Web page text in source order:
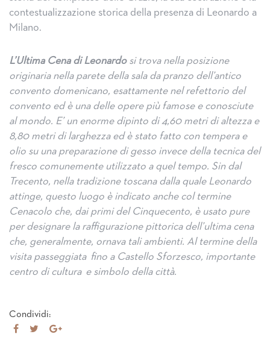
contestualizzazione storica della presenza di Leonardo a
Milano.
L’Ultima Cena di Leonardosi trova nella posizione
originaria nella parete della sala da pranzo dell’antico
convento domenicano, esattamente nel refettorio del
convento ed è una delle opere più famose e conosciute
al mondo. E’ un enorme dipinto di 4,60 metri di altezza e
8,80 metri di larghezza ed è stato fatto con tempera e
olio su una preparazione di gesso invece della tecnica del
fresco comunemente utilizzato a quel tempo. Sin dal
Trecento, nella tradizione toscana dalla quale Leonardo
attinge, questo luogo è indicato anche col termine
Cenacolo che, dai primi del Cinquecento, è usato pure
per designare la raffigurazione pittorica dell’ultima cena
che, generalmente, ornava tali ambienti. Al termine della
visita passeggiata fino a Castello Sforzesco, importante
centro di cultura e simbolo della città.
Condividi:
Share TweetShare